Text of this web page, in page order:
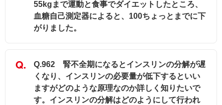
55kgまで運動と食事でダイエットしたところ、
血糖自己測定器によると、100ちょっとまでに下
がりました。
Q.962 腎不全期になるとインスリンの分解が遅
くなり、インスリンの必要量が低下するといい
ますがどのような原理なのか詳しく知りたいで
す。インスリンの分解はどのようにして行われ